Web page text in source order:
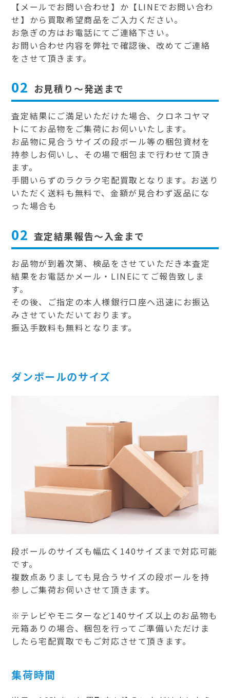
【メールでお問い合わせ】か【LINEでお問い合わ
せ】から買取希望商品をご入力ください。
お急ぎの方はお電話にてご連絡下さい。
お問い合わせ内容を弊社で確認後、改めてご連絡
をさせて頂きます。
02 お見積り～発送まで
査定結果にご満足いただけた場合、クロネコヤマ
トにてお品物をご集荷にお伺いいたします。
お品物に見合うサイズの段ボール等の梱包資材を
持参しお伺いし、その場で梱包まで行わせて頂き
ます。
手間いらずのラクラク宅配買取となります。お送り
いただく送料も無料で、金額が見合わず返品にな
った場合も
02 査定結果報告～入金まで
お品物が到着次第、検品をさせていただき本査定
結果をお電話かメール・LINEにてご報告致しま
す。
その後、ご指定の本人様銀行口座へ迅速にお振込
みさせていただいております。
振込手数料も無料となります。
ダンボールのサイズ
段ボールのサイズも幅広く140サイズまで対応可能
です。
複数点ありましても見合うサイズの段ボールを持
参しご集荷お伺いさせて頂きます。
※テレビやモニターなど140サイズ以上のお品物も
元箱ありの場合、梱包を行ってご準備いただけま
したら宅配買取でもご対応させて頂きます。
集荷時間